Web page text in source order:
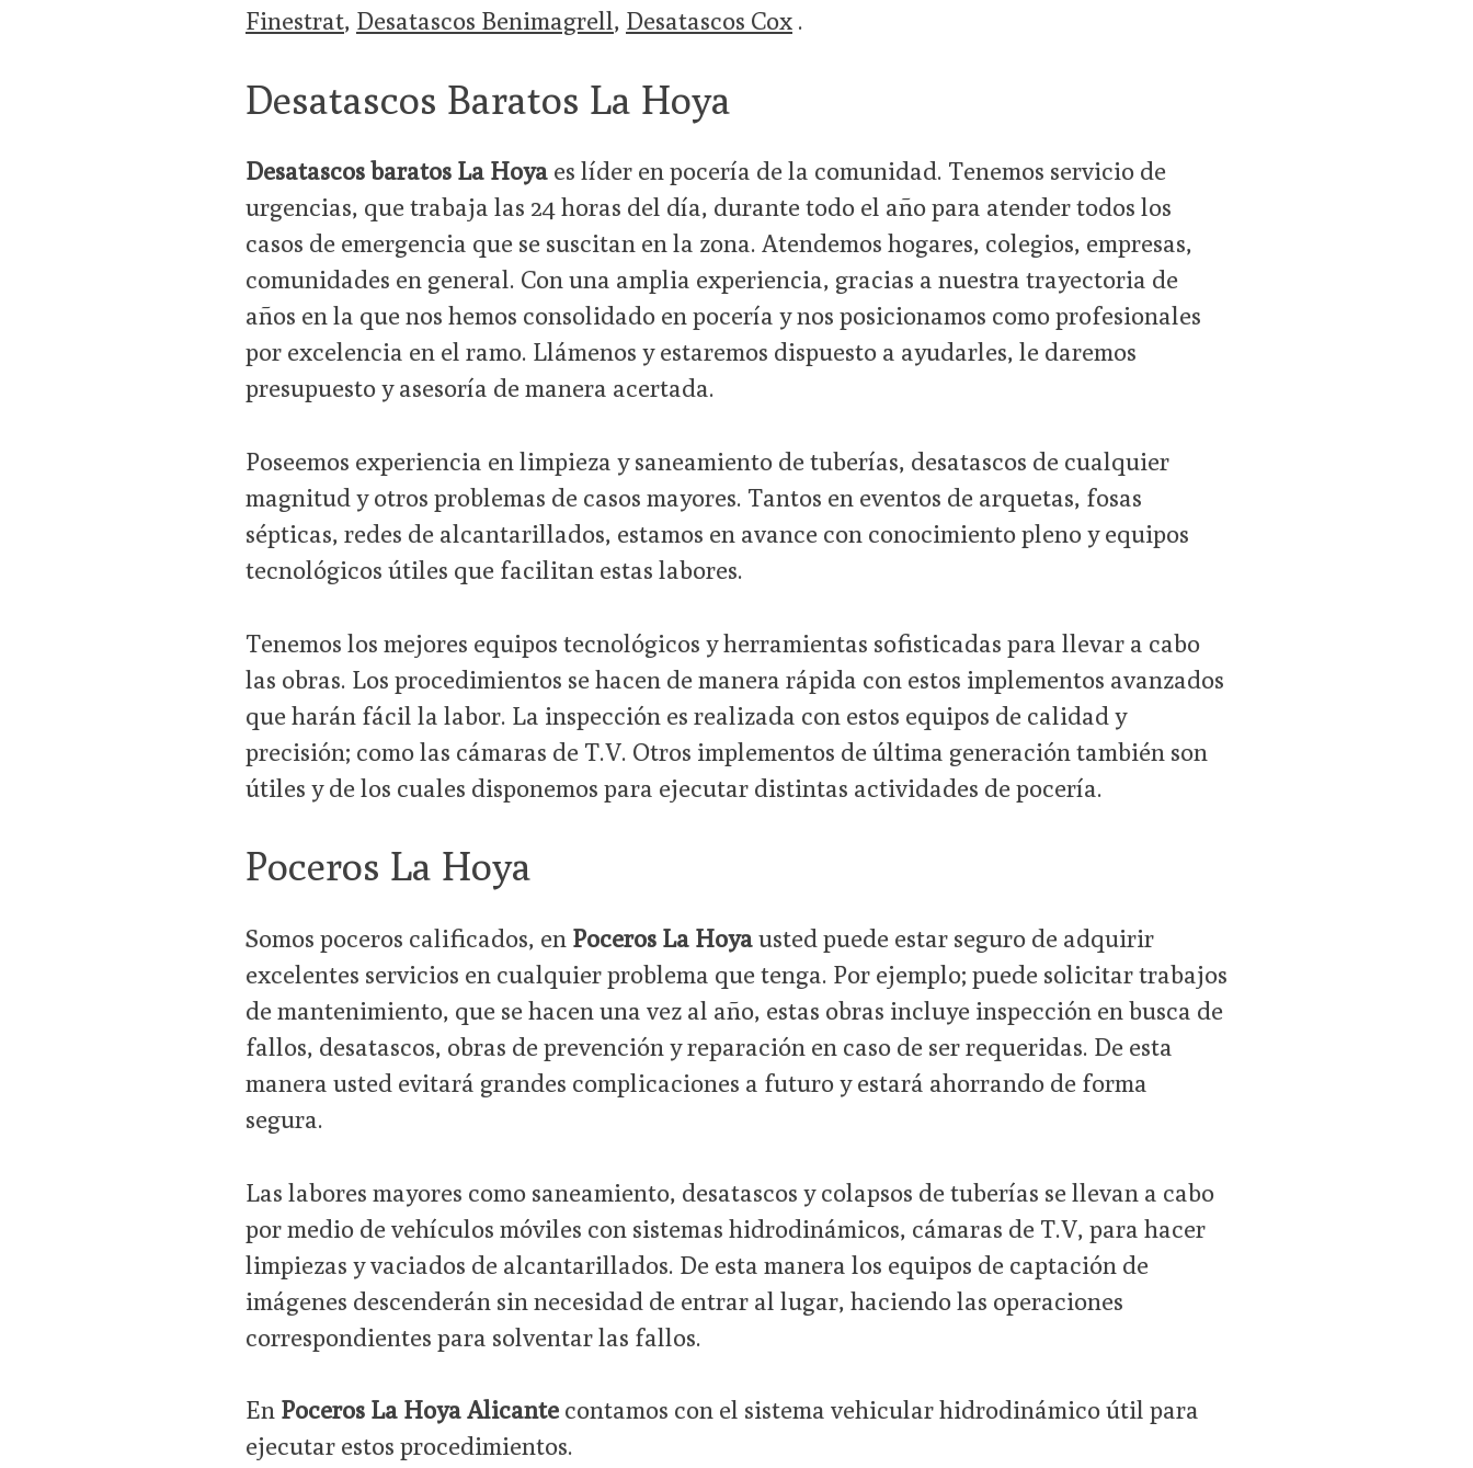
Finestrat, Desatascos Benimagrell, Desatascos Cox .
Desatascos Baratos La Hoya
Desatascos baratos La Hoya es líder en pocería de la comunidad. Tenemos servicio de
urgencias, que trabaja las 24 horas del día, durante todo el año para atender todos los
casos de emergencia que se suscitan en la zona. Atendemos hogares, colegios, empresas,
comunidades en general. Con una amplia experiencia, gracias a nuestra trayectoria de
años en la que nos hemos consolidado en pocería y nos posicionamos como profesionales
por excelencia en el ramo. Llámenos y estaremos dispuesto a ayudarles, le daremos
presupuesto y asesoría de manera acertada.
Poseemos experiencia en limpieza y saneamiento de tuberías, desatascos de cualquier
magnitud y otros problemas de casos mayores. Tantos en eventos de arquetas, fosas
sépticas, redes de alcantarillados, estamos en avance con conocimiento pleno y equipos
tecnológicos útiles que facilitan estas labores.
Tenemos los mejores equipos tecnológicos y herramientas sofisticadas para llevar a cabo
las obras. Los procedimientos se hacen de manera rápida con estos implementos avanzados
que harán fácil la labor. La inspección es realizada con estos equipos de calidad y
precisión; como las cámaras de T.V. Otros implementos de última generación también son
útiles y de los cuales disponemos para ejecutar distintas actividades de pocería.
Poceros La Hoya
Somos poceros calificados, en Poceros La Hoyausted puede estar seguro de adquirir
excelentes servicios en cualquier problema que tenga. Por ejemplo; puede solicitar trabajos
de mantenimiento, que se hacen una vez al año, estas obras incluye inspección en busca de
fallos, desatascos, obras de prevención y reparación en caso de ser requeridas. De esta
manera usted evitará grandes complicaciones a futuro y estará ahorrando de forma
segura.
Las labores mayores como saneamiento, desatascos y colapsos de tuberías se llevan a cabo
por medio de vehículos móviles con sistemas hidrodinámicos, cámaras de T.V, para hacer
limpiezas y vaciados de alcantarillados. De esta manera los equipos de captación de
imágenes descenderán sin necesidad de entrar al lugar, haciendo las operaciones
correspondientes para solventar las fallos.
En Poceros La Hoya Alicante contamos con el sistema vehicular hidrodinámico útil para
ejecutar estos procedimientos.